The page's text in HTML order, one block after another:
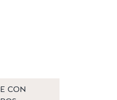
CON